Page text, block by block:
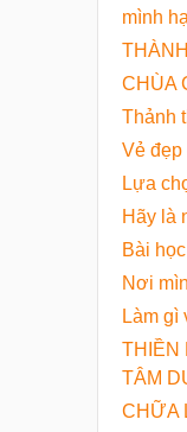
mình
CHÙA
Thảnh
​Vẻ
Lựa
Hãy là
Bài
Nơi
Làm
THIỀN
TÂM
CHỮA